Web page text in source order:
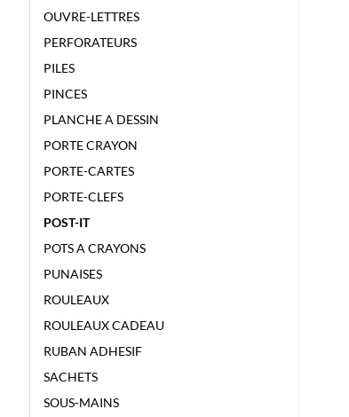
OUVRE-LETTRES
PERFORATEURS
PILES
PINCES
PLANCHE A DESSIN
PORTE CRAYON
PORTE-CARTES
PORTE-CLEFS
POST-IT
POTS A CRAYONS
PUNAISES
ROULEAUX
ROULEAUX CADEAU
RUBAN ADHESIF
SACHETS
SOUS-MAINS